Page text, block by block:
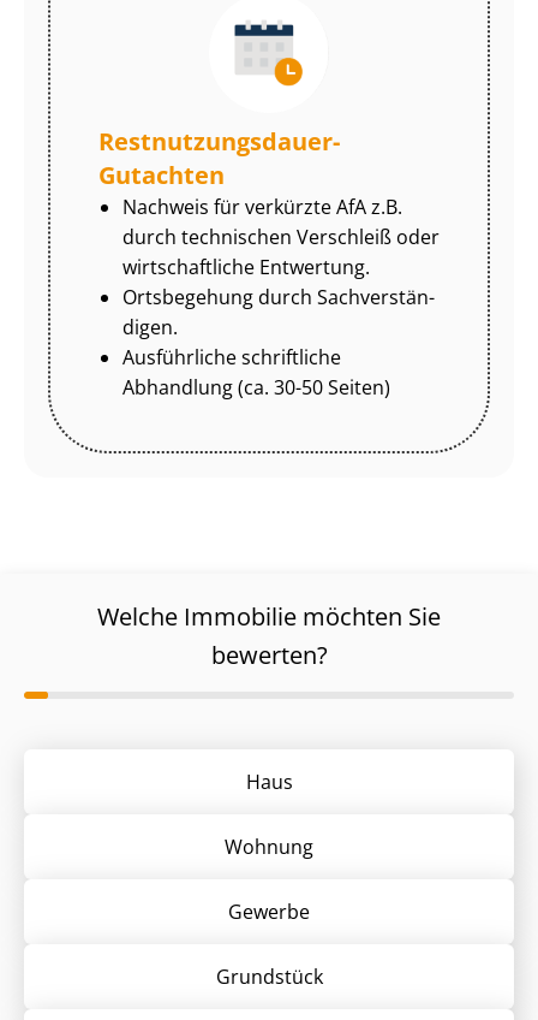
Rest­nut­zungs­dau­er-
Gutachten
Nachweis für verkürzte AfA z.B.
durch technischen Verschleiß oder
wirtschaftliche Entwertung.
Ortsbegehung durch Sach­ver­stän­
di­gen.
Ausführliche schriftliche
Abhandlung (ca. 30-50 Seiten)
Welche Immobilie möchten Sie
bewerten?
Haus
Wohnung
Gewerbe
Grund­stück